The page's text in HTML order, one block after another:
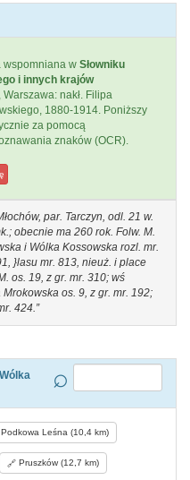
wspomniana w Słowniku
i innych krajów
nakł. Filipa
1880-1914. Poniższy
za pomocą
znaków (OCR).
par. Tarczyn, odl. 21 w.
obecnie ma 260 rok. Folw. M.
i Wólka Kossowska rozl. mr.
}lasu mr. 813, nieuż. i place
os. 19, z gr. mr. 310; wś
os. 9, z gr. mr. 192;
424.
Leśna (10,4 km)
Pruszków (12,7 km)